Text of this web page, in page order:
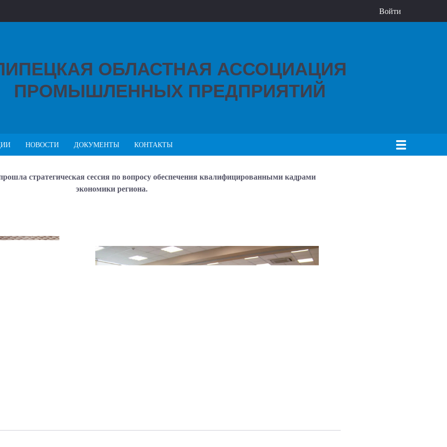
Войти
ОБЛАСТНАЯ АССОЦИАЦИЯ
ПРОМЫШЛЕННЫХ ПРЕДПРИЯТИЙ
НОВОСТИ ДОКУМЕНТЫ КОНТАКТЫ
стратегическая сессия по вопросу обеспечения квалифицированными кадрами
экономики региона.